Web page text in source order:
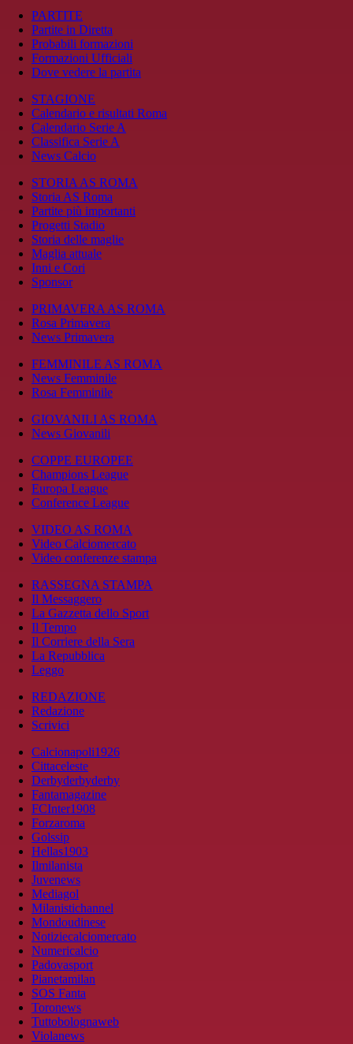
PARTITE
Partite in Diretta
Probabili formazioni
Formazioni Ufficiali
Dove vedere la partita
STAGIONE
Calendario e risultati Roma
Calendario Serie A
Classifica Serie A
News Calcio
STORIA AS ROMA
Storia AS Roma
Partite più importanti
Progetti Stadio
Storia delle maglie
Maglia attuale
Inni e Cori
Sponsor
PRIMAVERA AS ROMA
Rosa Primavera
News Primavera
FEMMINILE AS ROMA
News Femminile
Rosa Femminile
GIOVANILI AS ROMA
News Giovanili
COPPE EUROPEE
Champions League
Europa League
Conference League
VIDEO AS ROMA
Video Calciomercato
Video conferenze stampa
RASSEGNA STAMPA
Il Messaggero
La Gazzetta dello Sport
Il Tempo
Il Corriere della Sera
La Repubblica
Leggo
REDAZIONE
Redazione
Scrivici
Calcionapoli1926
Cittaceleste
Derbyderbyderby
Fantamagazine
FCInter1908
Forzaroma
Golssip
Hellas1903
Ilmilanista
Juvenews
Mediagol
Milanistichannel
Mondoudinese
Notiziecalciomercato
Numericalcio
Padovasport
Pianetamilan
SOS Fanta
Toronews
Tuttobolognaweb
Violanews